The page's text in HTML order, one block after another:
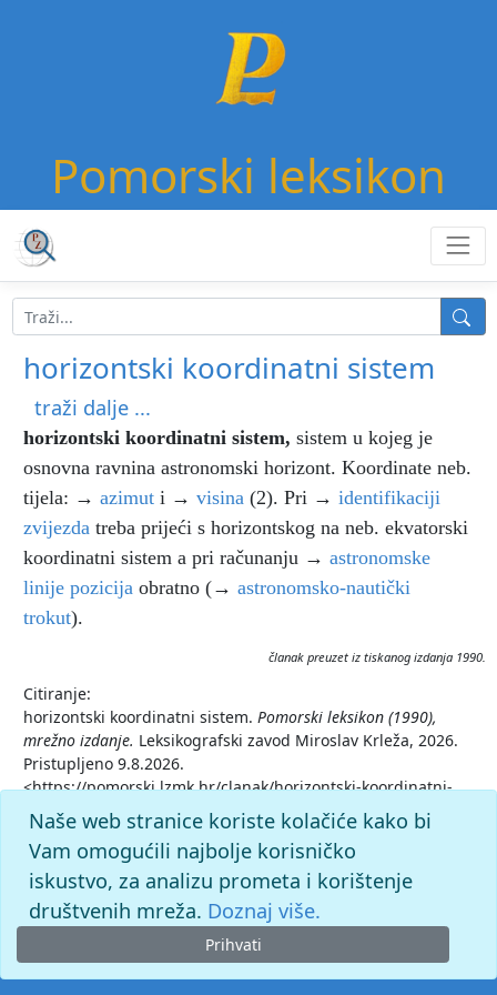
Pomorski leksikon
horizontski koordinatni sistem
traži dalje ...
horizontski koordinatni sistem, sistem u kojeg je
osnovna ravnina astronomski horizont. Koordinate neb.
tijela: → azimut i → visina (2). Pri → identifikaciji
zvijezda treba prijeći s horizontskog na neb. ekvatorski
koordinatni sistem a pri računanju → astronomske
linije pozicija obratno (→ astronomsko-nautički
trokut).
članak preuzet iz tiskanog izdanja 1990.
Citiranje:
horizontski koordinatni sistem. Pomorski leksikon (1990),
mrežno izdanje. Leksikografski zavod Miroslav Krleža, 2026.
Pristupljeno 9.8.2026.
<https://pomorski.lzmk.hr/clanak/horizontski-koordinatni-
sistem>.
Naše web stranice koriste kolačiće kako bi
Vam omogućili najbolje korisničko
iskustvo, za analizu prometa i korištenje
društvenih mreža. Doznaj više.
Prihvati
© 2026. -Leksikografski zavodMiroslav Krleža